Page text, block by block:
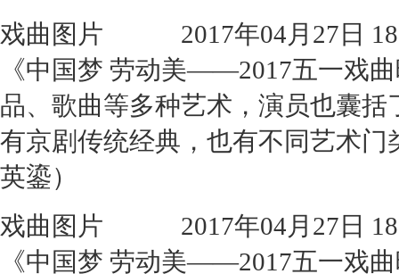
戏曲图片 2017年04月27日
《中国梦 劳动美——2017五一戏
品、歌曲等多种艺术，演员也囊
有京剧传统经典，也有不同艺术
英鎏）
戏曲图片 2017年04月27日
《中国梦 劳动美——2017五一戏